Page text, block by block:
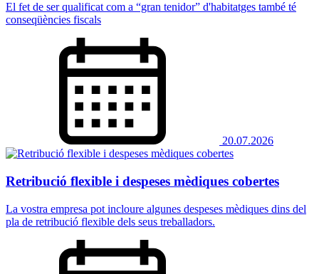
El fet de ser qualificat com a “gran tenidor” d'habitatges també té
conseqüències fiscals
20.07.2026
Retribució flexible i despeses mèdiques cobertes
La vostra empresa pot incloure algunes despeses mèdiques dins del
pla de retribució flexible dels seus treballadors.